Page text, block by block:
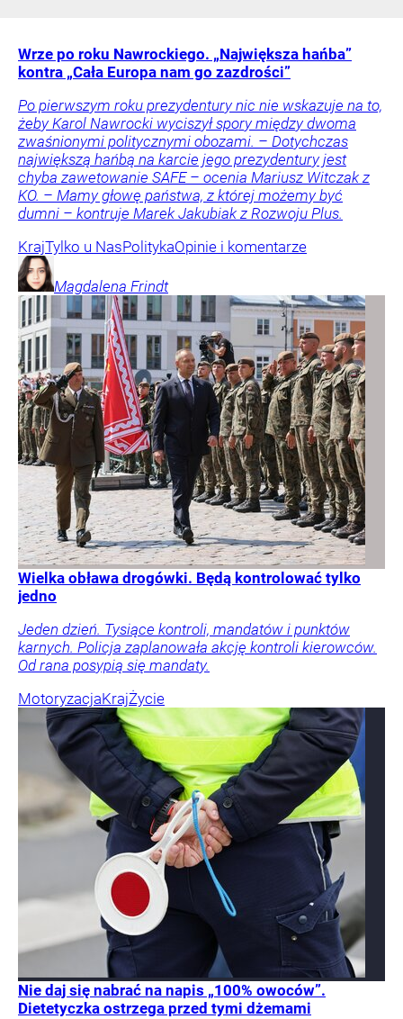
Wrze po roku Nawrockiego. „Największa hańba”
kontra „Cała Europa nam go zazdrości”
Po pierwszym roku prezydentury nic nie wskazuje na to,
żeby Karol Nawrocki wyciszył spory między dwoma
zwaśnionymi politycznymi obozami. – Dotychczas
największą hańbą na karcie jego prezydentury jest
chyba zawetowanie SAFE – ocenia Mariusz Witczak z
KO. – Mamy głowę państwa, z której możemy być
dumni – kontruje Marek Jakubiak z Rozwoju Plus.
KrajTylko u NasPolitykaOpinie i komentarze
Magdalena Frindt
Wielka obława drogówki. Będą kontrolować tylko
jedno
Jeden dzień. Tysiące kontroli, mandatów i punktów
karnych. Policja zaplanowała akcję kontroli kierowców.
Od rana posypią się mandaty.
MotoryzacjaKrajŻycie
Nie daj się nabrać na napis „100% owoców”.
Dietetyczka ostrzega przed tymi dżemami